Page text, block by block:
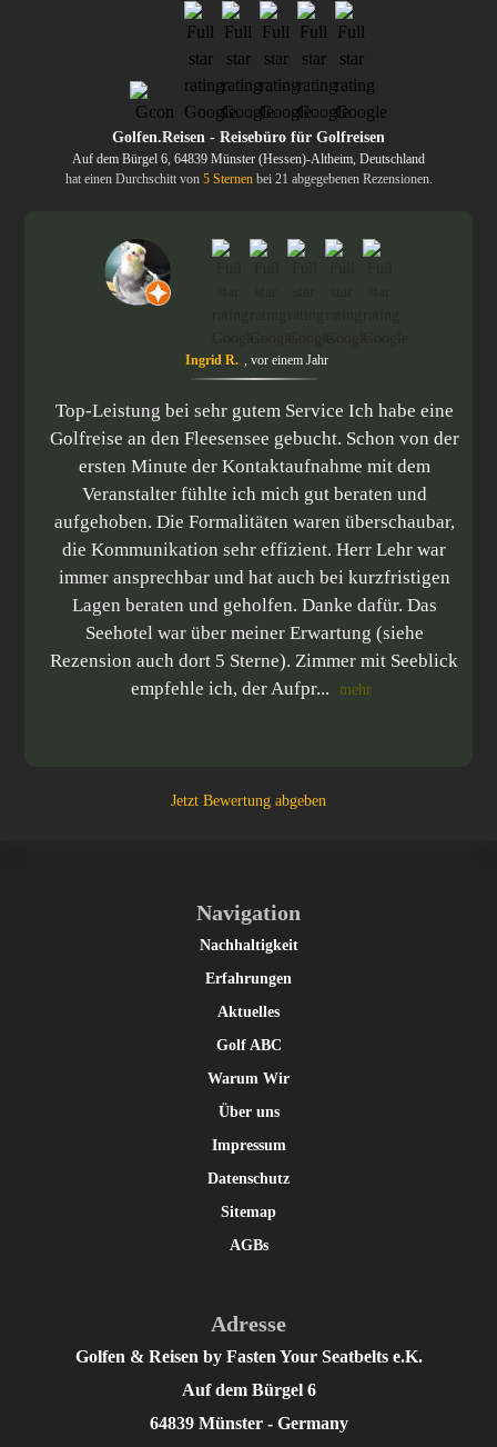
Golfen.Reisen - Reisebüro für Golfreisen
Auf dem Bürgel 6, 64839 Münster (Hessen)-Altheim, Deutschland
hat einen Durchschitt von 5 Sternenbei 21 abgegebenen Rezensionen.
Ingrid R. , vor einem Jahr
Top-Leistung bei sehr gutem Service Ich habe eine
Golfreise an den Fleesensee gebucht. Schon von der
ersten Minute der Kontaktaufnahme mit dem
Veranstalter fühlte ich mich gut beraten und
aufgehoben. Die Formalitäten waren überschaubar,
die Kommunikation sehr effizient. Herr Lehr war
immer ansprechbar und hat auch bei kurzfristigen
Lagen beraten und geholfen. Danke dafür. Das
Seehotel war über meiner Erwartung (siehe
Rezension auch dort 5 Sterne). Zimmer mit Seeblick
empfehle ich, der Aufpr...
mehr
Dirk Bunk ,vor 4 Jahren
Torwartschule Nahe-Hunsrück ,vor 2 Jahren
mehr
Ayla Reckermann ,vor 2 Jahren
Florian Dehne , vor 4 Jahren
Jetzt Bewertung abgeben
Navigation
Nachhaltigkeit
Erfahrungen
Aktuelles
Golf ABC
Warum Wir
Über uns
Impressum
Datenschutz
Sitemap
AGBs
Adresse
Golfen & Reisen by Fasten Your Seatbelts e.K.
Auf dem Bürgel 6
64839 Münster - Germany